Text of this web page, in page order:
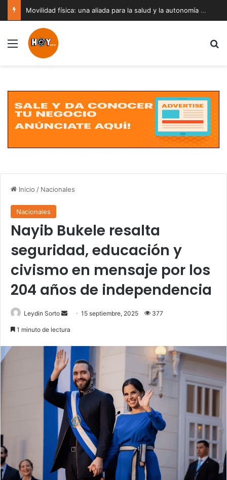
Movilidad física: una aliada para la salud y la autonomía a cualquier edad
Menú
Inicio / Nacionales
Nacionales
Nayib Bukele resalta
seguridad, educación y
civismo en mensaje por los
204 años de independencia
Leydin Sorto
Send15 septiembre, 2025 377
1 minuto de lectura